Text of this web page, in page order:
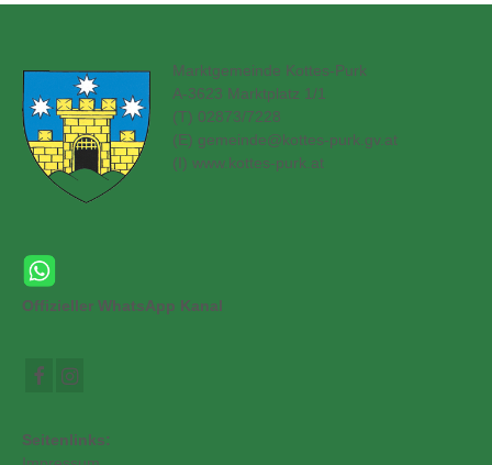
Marktgemeinde Kottes-Purk
A-3623 Marktplatz 1/1
(T) 02873/7228
(E) gemeinde@kottes-purk.gv.at
(I) www.kottes-purk.at
Offizieller WhatsApp Kanal
Seitenlinks: